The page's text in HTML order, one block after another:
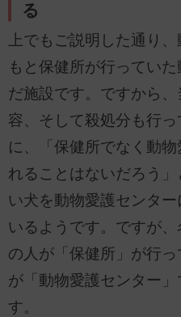
る
上でもご説明した通り
もと保健所が行ってい
だ施設です。ですから
容、そして殺処分も行
に、「保健所でなく動
れることはないだろう
い犬を動物愛護センタ
いるようです。ですが
の人が「保健所」が行
が「動物愛護センター
す。